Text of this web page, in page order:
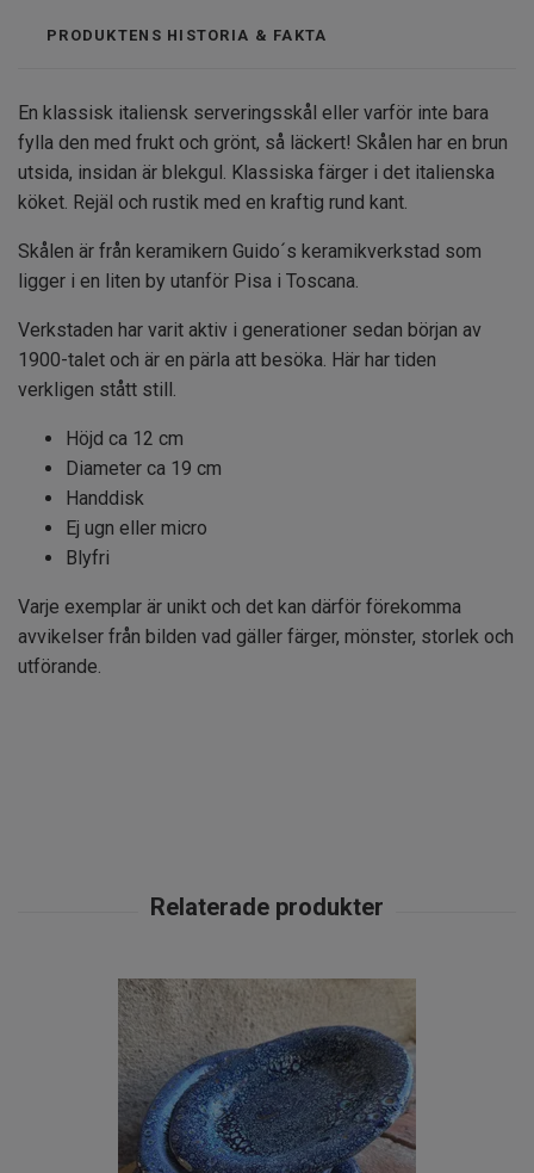
PRODUKTENS HISTORIA & FAKTA
En klassisk italiensk serveringsskål eller varför inte bara
fylla den med frukt och grönt, så läckert! Skålen har en brun
utsida, insidan är blekgul. Klassiska färger i det italienska
köket. Rejäl och rustik med en kraftig rund kant.
Skålen är från keramikern Guido´s keramikverkstad som
ligger i en liten by utanför Pisa i Toscana.
Verkstaden har varit aktiv i generationer sedan början av
1900-talet och är en pärla att besöka. Här har tiden
verkligen stått still.
Höjd ca 12 cm
Diameter ca 19 cm
Handdisk
Ej ugn eller micro
Blyfri
Varje exemplar är unikt och det kan därför förekomma
avvikelser från bilden vad gäller färger, mönster, storlek och
utförande.